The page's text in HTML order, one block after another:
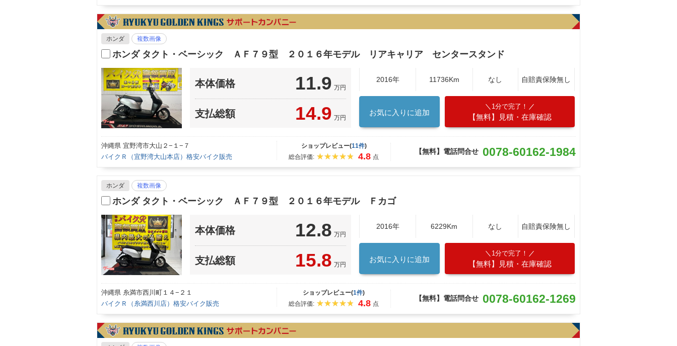
ホンダ 複数画像
ホンダ タクト・ベーシック ＡＦ７９型 ２０１６年モデル リアキャリア センタースタンド
本体価格 11.9 万円
支払総額 14.9 万円
2016年 11736Km なし 自賠責保険無し
お気に入りに追加
1分で完了！
【無料】見積・在庫確認
沖縄県 宜野湾市大山２−１−７
バイクＲ（宜野湾大山本店）格安バイク販売
ショップレビュー(11件)
総合評価:
4.8 点
【無料】電話問合せ 0078-60162-1984
ホンダ 複数画像
ホンダ タクト・ベーシック ＡＦ７９型 ２０１６年モデル Ｆカゴ
本体価格 12.8 万円
支払総額 15.8 万円
2016年 6229Km なし 自賠責保険無し
お気に入りに追加
1分で完了！
【無料】見積・在庫確認
沖縄県 糸満市西川町１４−２１
バイクＲ（糸満西川店）格安バイク販売
ショップレビュー(1件)
総合評価:
4.8 点
【無料】電話問合せ 0078-60162-1269